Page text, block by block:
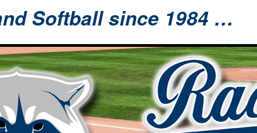
Softball since 1984 …